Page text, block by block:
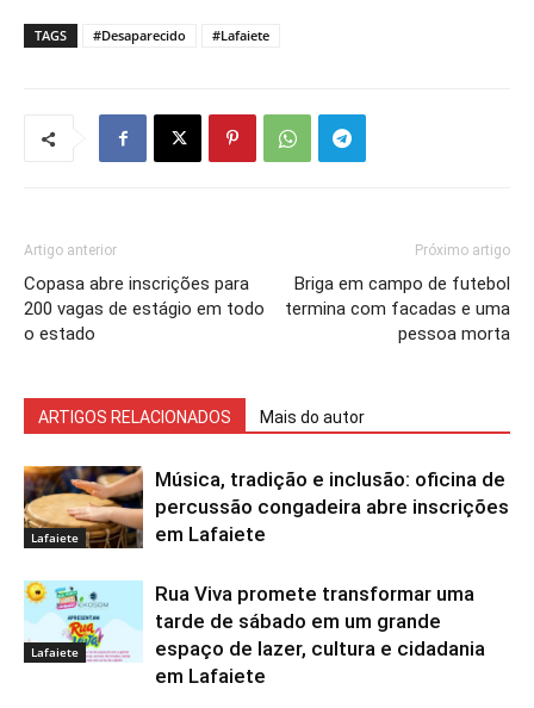
TAGS #Desaparecido #Lafaiete
Artigo anterior
Copasa abre inscrições para
200 vagas de estágio em todo
o estado
Próximo artigo
Briga em campo de futebol
termina com facadas e uma
pessoa morta
ARTIGOS RELACIONADOS Mais do autor
Lafaiete
Música, tradição e inclusão: oficina de
percussão congadeira abre inscrições
em Lafaiete
Lafaiete
Rua Viva promete transformar uma
tarde de sábado em um grande
espaço de lazer, cultura e cidadania
em Lafaiete